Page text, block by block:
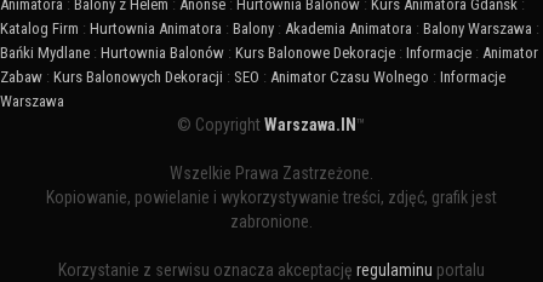
Animatora : Balony z Helem : Anonse : Hurtownia Balonów : Kurs Animatora Gdańsk :
Katalog Firm : Hurtownia Animatora : Balony : Akademia Animatora : Balony Warszawa :
Bańki Mydlane : Hurtownia Balonów : Kurs Balonowe Dekoracje : Informacje : Animator
Zabaw : Kurs Balonowych Dekoracji : SEO : Animator Czasu Wolnego : Informacje
Warszawa
© CopyrightWarszawa.IN ™
Wszelkie Prawa Zastrzeżone.
Kopiowanie, powielanie i wykorzystywanie treści, zdjęć, grafik jest
zabronione.
Korzystanie z serwisu oznacza akceptację regulaminu portalu